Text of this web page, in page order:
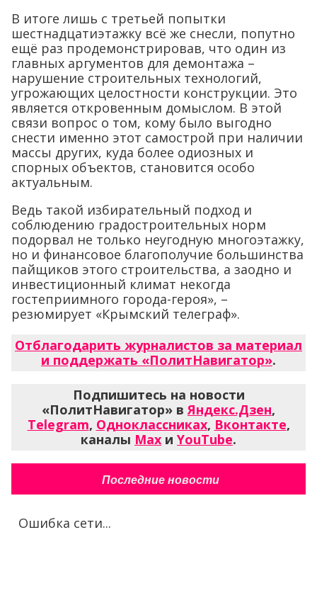
В итоге лишь с третьей попытки
шестнадцатиэтажку всё же снесли, попутно
ещё раз продемонстрировав, что один из
главных аргументов для демонтажа –
нарушение строительных технологий,
угрожающих целостности конструкции. Это
является откровенным домыслом. В этой
связи вопрос о том, кому было выгодно
снести именно этот самострой при наличии
массы других, куда более одиозных и
спорных объектов, становится особо
актуальным.
Ведь такой избирательный подход и
соблюдению градостроительных норм
подорвал не только неугодную многоэтажку,
но и финансовое благополучие большинства
пайщиков этого строительства, а заодно и
инвестиционный климат некогда
гостеприимного города-героя», –
резюмирует «Крымский телеграф».
Отблагодарить журналистов за материал
и поддержать «ПолитНавигатор».
Подпишитесь на новости
«ПолитНавигатор» вЯндекс.Дзен,
Telegram, Одноклассниках, Вконтакте,
каналы Max и YouTube.
Последние новости
Ошибка сети...